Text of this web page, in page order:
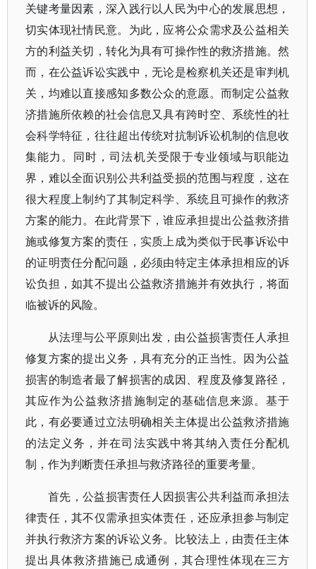
关键考量因素，深入践行以人民为中心的发展思想，
切实体现社情民意。为此，应将公众需求及公益相关
方的利益关切，转化为具有可操作性的救济措施。然
而，在公益诉讼实践中，无论是检察机关还是审判机
关，均难以直接感知多数公众的意愿。而制定公益救
济措施所依赖的社会信息又具有跨时空、系统性的社
会科学特征，往往超出传统对抗制诉讼机制的信息收
集能力。同时，司法机关受限于专业领域与职能边
界，难以全面识别公共利益受损的范围与程度，这在
很大程度上制约了其制定科学、系统且可操作的救济
方案的能力。在此背景下，谁应承担提出公益救济措
施或修复方案的责任，实质上成为类似于民事诉讼中
的证明责任分配问题，必须由特定主体承担相应的诉
讼负担，如其不提出公益救济措施并有效执行，将面
临被诉的风险。
从法理与公平原则出发，由公益损害责任人承担
修复方案的提出义务，具有充分的正当性。因为公益
损害的制造者最了解损害的成因、程度及修复路径，
其应作为公益救济措施制定的基础信息来源。基于
此，有必要通过立法明确相关主体提出公益救济措施
的法定义务，并在司法实践中将其纳入责任分配机
制，作为判断责任承担与救济路径的重要考量。
首先，公益损害责任人因损害公共利益而承担法
律责任，其不仅需承担实体责任，还应承担参与制定
并执行救济方案的诉讼义务。比较法上，由责任主体
提出具体救济措施已成通例，其合理性体现在三方